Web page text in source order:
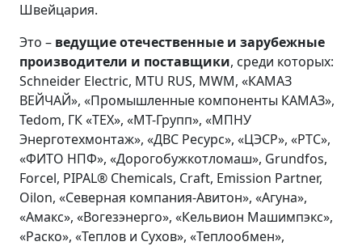
Швейцария.
Это – ведущие отечественные и зарубежные
производители и поставщики, среди которых:
Schneider Electric, MTU RUS, MWM, «КАМАЗ
ВЕЙЧАЙ», «Промышленные компоненты КАМАЗ»,
Tedom, ГК «ТЕХ», «МТ-Групп», «МПНУ
Энерготехмонтаж», «ДВС Ресурс», «ЦЭСР», «РТС»,
«ФИТО НПФ», «Дорогобужкотломаш», Grundfos,
Forcel, PIPAL® Chemicals, Craft, Emission Partner,
Oilon, «Северная компания-Авитон», «Агуна»,
«Амакс», «Вогезэнерго», «Кельвион Машимпэкс»,
«Раско», «Теплов и Сухов», «Теплообмен»,